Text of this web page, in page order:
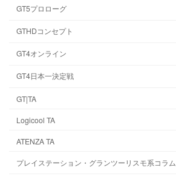
GT5プロローグ
GTHDコンセプト
GT4オンライン
GT4日本一決定戦
GT|TA
Logicool TA
ATENZA TA
プレイステーション・グランツーリスモ系コラム